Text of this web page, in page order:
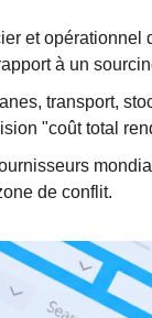
et opérationnel
à un
transport,
"coût total
de conflit.